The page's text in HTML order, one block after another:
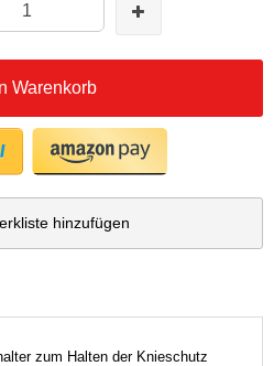
Warenkorb
hinzufügen
zum Halten der Knieschutz